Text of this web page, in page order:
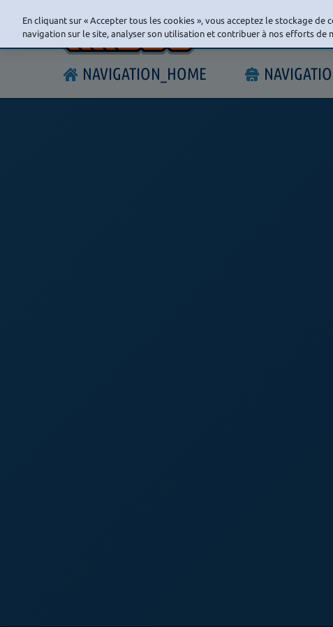
NAVIGATION_HOME
En cliquant sur « Accepter tous les cookies », vous acceptez le stockage
navigation sur le site, analyser son utilisation et contribuer à nos efforts de